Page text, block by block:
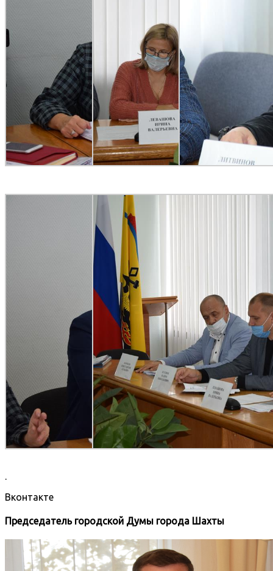
.
Вконтакте
Председатель городской Думы города Шахты